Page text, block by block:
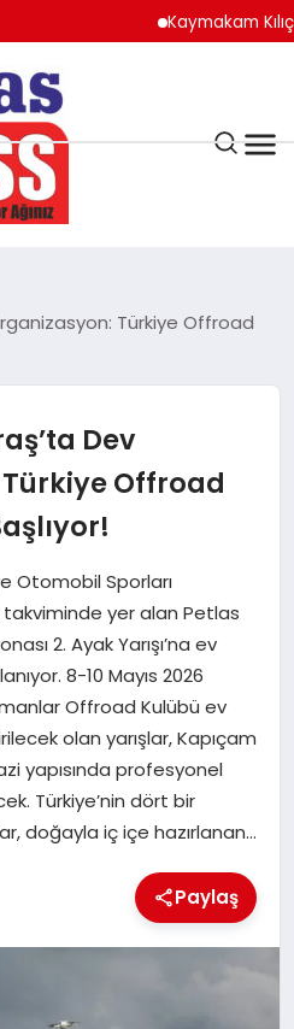
Kaymakam Kılıç’tan
Türkiye Offroad
Dev
Offroad
Otomobil Sporları
takviminde yer alan Petlas
2. Ayak Yarışı’na ev
8-10 Mayıs 2026
Offroad Kulübü ev
olan yarışlar, Kapıçam
yapısında profesyonel
Türkiye’nin dört bir
doğayla iç içe hazırlanan…
Paylaş